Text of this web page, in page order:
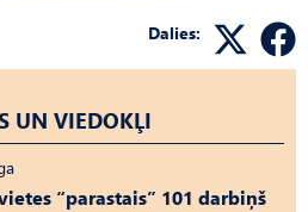
Dalies:
UN VIEDOKĻI
“parastais” 101 darbiņš